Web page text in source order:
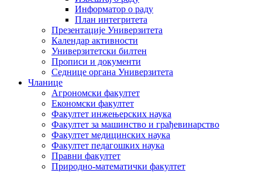
Информатор о раду
План интегритета
Презентације Универзитета
Календар активности
Универзитетски билтен
Прописи и документи
Седнице органа Универзитета
Чланице
Агрономски факултет
Економски факултет
Факултет инжењерских наука
Факултет за машинство и грађевинарство
Факултет медицинских наука
Факултет педагошких наука
Правни факултет
Природно-математички факултет